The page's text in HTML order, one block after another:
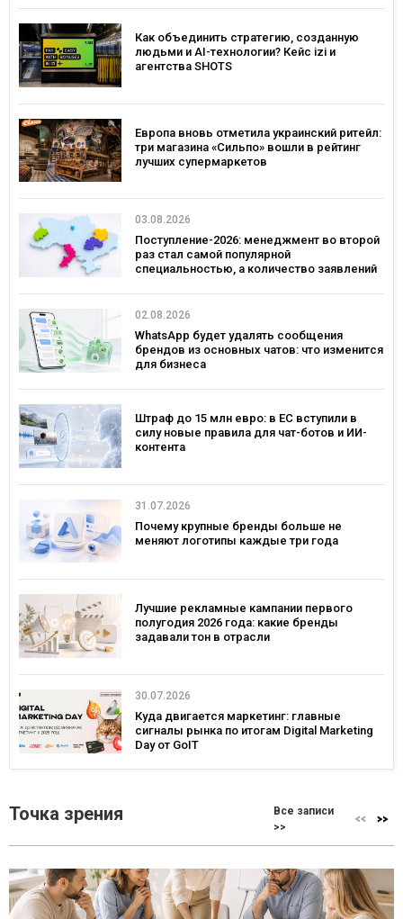
Как объединить стратегию, созданную
людьми и AI-технологии? Кейс izi и
агентства SHOTS
Европа вновь отметила украинский ритейл:
три магазина «Сильпо» вошли в рейтинг
лучших супермаркетов
03.08.2026
Поступление-2026: менеджмент во второй
раз стал самой популярной
специальностью, а количество заявлений
02.08.2026
WhatsApp будет удалять сообщения
брендов из основных чатов: что изменится
для бизнеса
Штраф до 15 млн евро: в ЕС вступили в
силу новые правила для чат-ботов и ИИ-
контента
31.07.2026
Почему крупные бренды больше не
меняют логотипы каждые три года
Лучшие рекламные кампании первого
полугодия 2026 года: какие бренды
задавали тон в отрасли
30.07.2026
Куда двигается маркетинг: главные
сигналы рынка по итогам Digital Marketing
Day от GoIT
Точка зрения
Все записи
>>